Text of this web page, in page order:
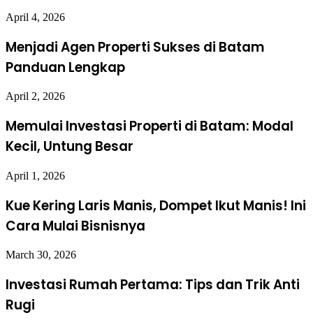
April 4, 2026
Menjadi Agen Properti Sukses di Batam
Panduan Lengkap
April 2, 2026
Memulai Investasi Properti di Batam: Modal
Kecil, Untung Besar
April 1, 2026
Kue Kering Laris Manis, Dompet Ikut Manis! Ini
Cara Mulai Bisnisnya
March 30, 2026
Investasi Rumah Pertama: Tips dan Trik Anti
Rugi